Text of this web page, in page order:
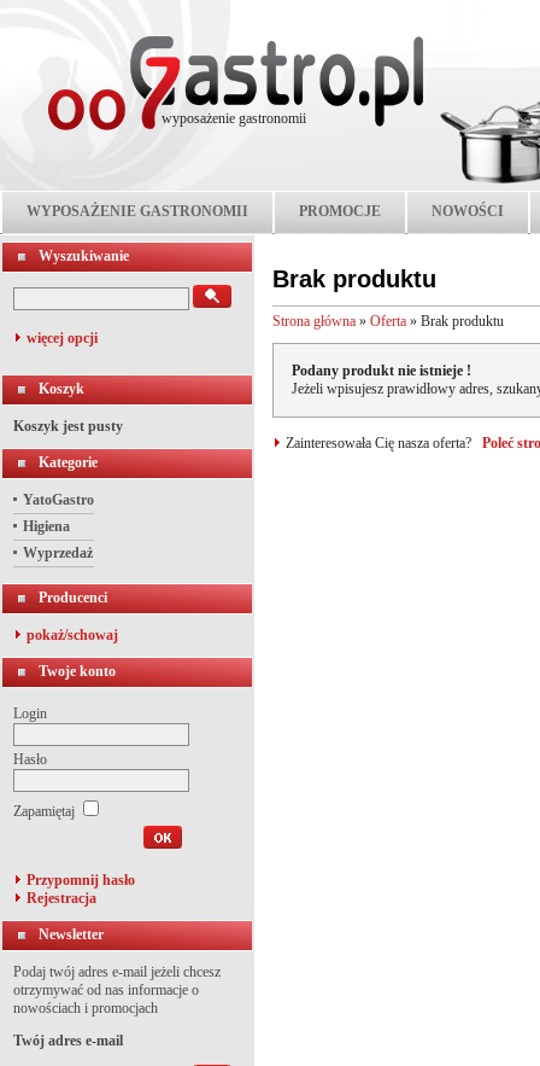
wyposażenie gastronomii
WYPOSAŻENIE GASTRONOMII PROMOCJE NOWOŚCI
Wyszukiwanie
więcej opcji
Koszyk
Koszyk jest pusty
Kategorie
YatoGastro
Higiena
Wyprzedaż
Producenci
pokaż/schowaj
Twoje konto
Login
Hasło
Zapamiętaj
Przypomnij hasło
Rejestracja
Newsletter
Podaj twój adres e-mail jeżeli chcesz
otrzymywać od nas informacje o
nowościach i promocjach
Twój adres e-mail
Brak produktu
Strona główna » Oferta » Brak produktu
Podany produkt nie istnieje !
Jeżeli wpisujesz prawidłowy adres,
Zainteresowała Cię nasza oferta? Poleć